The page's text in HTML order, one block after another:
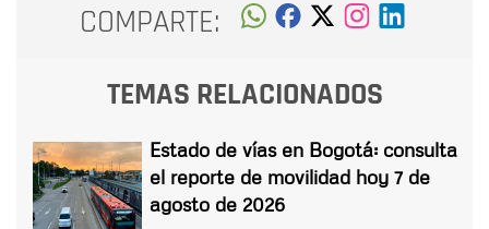
COMPARTE:
TEMAS RELACIONADOS
Estado de vías en Bogotá: consulta
el reporte de movilidad hoy 7 de
agosto de 2026